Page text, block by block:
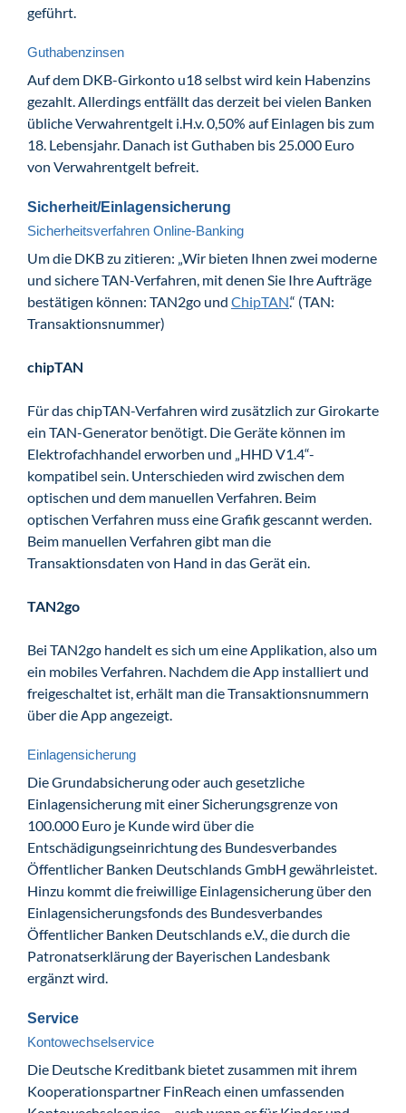
geführt.
Guthabenzinsen
Auf dem DKB-Girkonto u18 selbst wird kein Habenzins
gezahlt. Allerdings entfällt das derzeit bei vielen Banken
übliche Verwahrentgelt i.H.v. 0,50% auf Einlagen bis zum
18. Lebensjahr. Danach ist Guthaben bis 25.000 Euro
von Verwahrentgelt befreit.
Sicherheit/Einlagensicherung
Sicherheitsverfahren Online-Banking
Um die DKB zu zitieren: „Wir bieten Ihnen zwei moderne
und sichere TAN-Verfahren, mit denen Sie Ihre Aufträge
bestätigen können: TAN2go und ChipTAN.“ (TAN:
Transaktionsnummer)
chipTAN
Für das chipTAN-Verfahren wird zusätzlich zur Girokarte
ein TAN-Generator benötigt. Die Geräte können im
Elektrofachhandel erworben und „HHD V1.4“-
kompatibel sein. Unterschieden wird zwischen dem
optischen und dem manuellen Verfahren. Beim
optischen Verfahren muss eine Grafik gescannt werden.
Beim manuellen Verfahren gibt man die
Transaktionsdaten von Hand in das Gerät ein.
TAN2go
Bei TAN2go handelt es sich um eine Applikation, also um
ein mobiles Verfahren. Nachdem die App installiert und
freigeschaltet ist, erhält man die Transaktionsnummern
über die App angezeigt.
Einlagensicherung
Die Grundabsicherung oder auch gesetzliche
Einlagensicherung mit einer Sicherungsgrenze von
100.000 Euro je Kunde wird über die
Entschädigungseinrichtung des Bundesverbandes
Öffentlicher Banken Deutschlands GmbH gewährleistet.
Hinzu kommt die freiwillige Einlagensicherung über den
Einlagensicherungsfonds des Bundesverbandes
Öffentlicher Banken Deutschlands e.V., die durch die
Patronatserklärung der Bayerischen Landesbank
ergänzt wird.
Service
Kontowechselservice
Die Deutsche Kreditbank bietet zusammen mit ihrem
Kooperationspartner FinReach einen umfassenden